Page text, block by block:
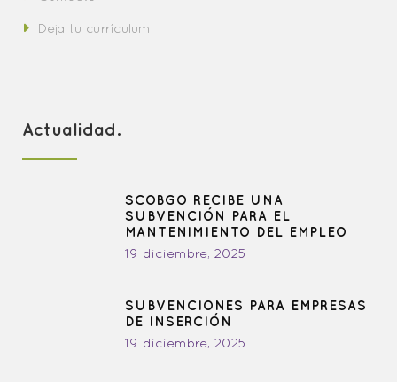
Deja tu currículum
Actualidad.
SCOBGO RECIBE UNA
SUBVENCIÓN PARA EL
MANTENIMIENTO DEL EMPLEO
19 diciembre, 2025
SUBVENCIONES PARA EMPRESAS
DE INSERCIÓN
19 diciembre, 2025